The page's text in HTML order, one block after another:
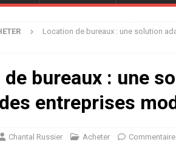
Location de bureaux : une solution
bureaux : une
entreprises
Chantal Russier Acheter